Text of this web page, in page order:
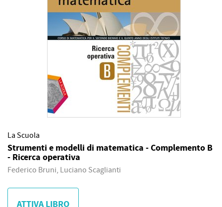
La Scuola
Strumenti e modelli di matematica - Complemento B
- Ricerca operativa
Federico Bruni, Luciano Scaglianti
ATTIVA LIBRO